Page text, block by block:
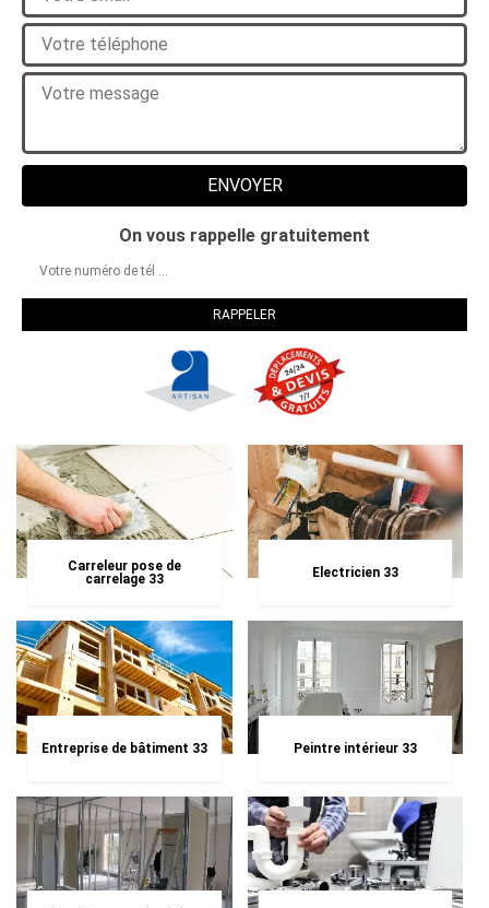
On vous rappelle gratuitement
Carreleur pose de
carrelage 33
Electricien 33
Entreprise de bâtiment 33 Peintre intérieur 33